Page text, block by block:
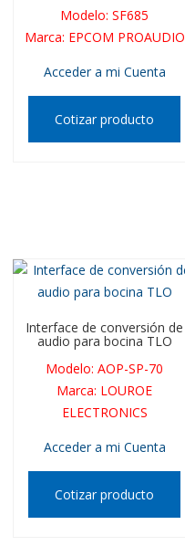
Modelo:SF685
Marca: EPCOM PROAUDIO
Acceder a mi Cuenta
Cotizar producto
Interface de conversión de
audio para bocina TLO
Modelo:AOP-SP-70
Marca: LOUROE
ELECTRONICS
Acceder a mi Cuenta
Cotizar producto